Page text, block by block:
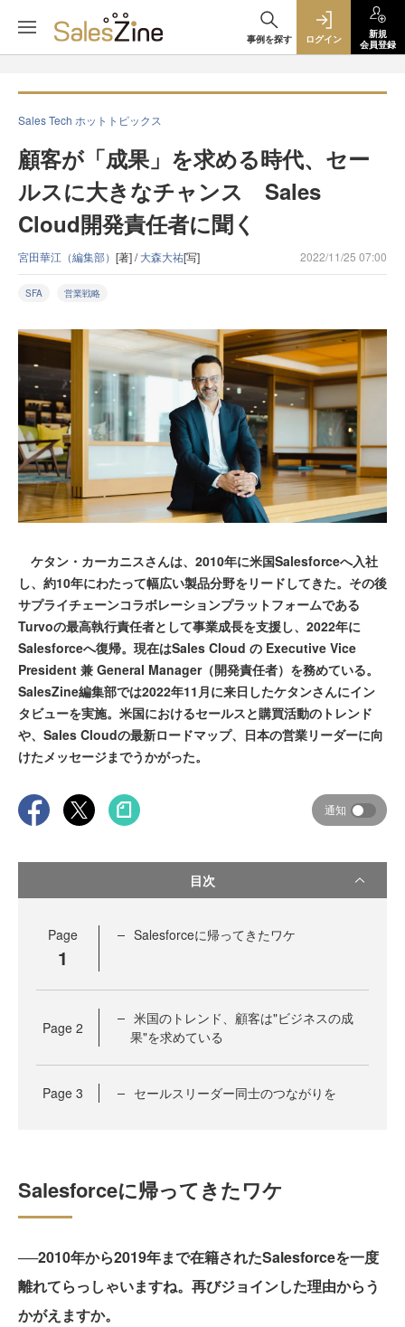
事例を探す ログイン
新規
会員登録
Sales Tech ホットトピックス
顧客が「成果」を求める時代、セー
ルスに大きなチャンス Sales
Cloud開発責任者に聞く
宮田華江（編集部） [著] /大森大祐[写] 2022/11/25 07:00
SFA 営業戦略
ケタン・カーカニスさんは、2010年に米国Salesforceへ入社
し、約10年にわたって幅広い製品分野をリードしてきた。その後
サプライチェーンコラボレーションプラットフォームである
Turvoの最高執行責任者として事業成長を支援し、2022年に
Salesforceへ復帰。現在はSales Cloud の Executive Vice
President 兼 General Manager（開発責任者）を務めている。
SalesZine編集部では2022年11月に来日したケタンさんにイン
タビューを実施。米国におけるセールスと購買活動のトレンド
や、Sales Cloudの最新ロードマップ、日本の営業リーダーに向
けたメッセージまでうかがった。
通知
目次
Page
1
Salesforceに帰ってきたワケ
Page 2
米国のトレンド、顧客は"ビジネスの成
果"を求めている
Page 3 セールスリーダー同士のつながりを
Salesforceに帰ってきたワケ
──2010年から2019年まで在籍されたSalesforceを一度
離れてらっしゃいますね。再びジョインした理由からう
かがえますか。